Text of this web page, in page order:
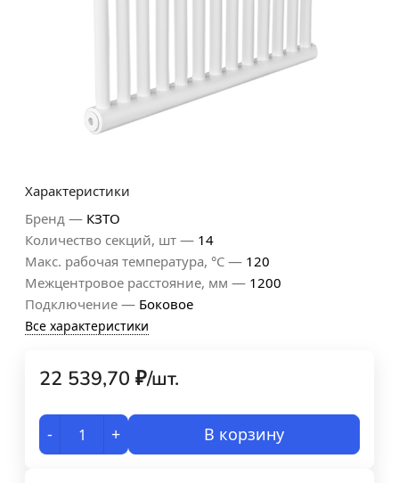
Характеристики
Бренд — КЗТО
Количество секций, шт — 14
Макс. рабочая температура, °С — 120
Межцентровое расстояние, мм — 1200
Подключение — Боковое
Все характеристики
22 539,70 ₽/шт.
- + В корзину